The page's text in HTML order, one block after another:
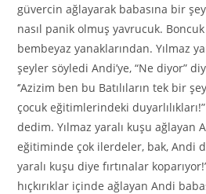
güvercin ağlayarak babasına bir
nasıl panik olmuş yavrucuk.
bembeyaz yanaklarından. Yılmaz
şeyler söyledi Andi’ye, “Ne diyor”
‘’Azizim ben bu Batılıların tek bir
çocuk eğitimlerindeki
dedim. Yılmaz yaralı kuşu ağlayan
eğitiminde çok ilerdeler, bak, Andi
yaralı kuşu diye fırtınalar
hıçkırıklar içinde ağlayan Andi